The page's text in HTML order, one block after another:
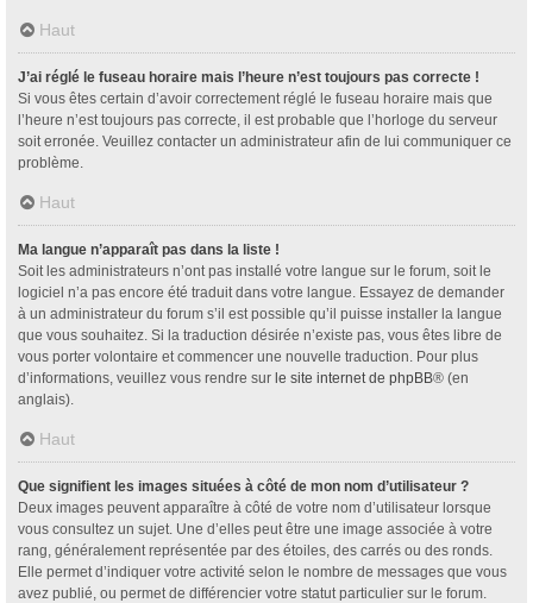
Haut
J’ai réglé le fuseau horaire mais l’heure n’est toujours pas correcte !
Si vous êtes certain d’avoir correctement réglé le fuseau horaire mais que
l’heure n’est toujours pas correcte, il est probable que l’horloge du serveur
soit erronée. Veuillez contacter un administrateur afin de lui communiquer ce
problème.
Haut
Ma langue n’apparaît pas dans la liste !
Soit les administrateurs n’ont pas installé votre langue sur le forum, soit le
logiciel n’a pas encore été traduit dans votre langue. Essayez de demander
à un administrateur du forum s’il est possible qu’il puisse installer la langue
que vous souhaitez. Si la traduction désirée n’existe pas, vous êtes libre de
vous porter volontaire et commencer une nouvelle traduction. Pour plus
d’informations, veuillez vous rendre sur le site internet de phpBB® (en
anglais).
Haut
Que signifient les images situées à côté de mon nom d’utilisateur ?
Deux images peuvent apparaître à côté de votre nom d’utilisateur lorsque
vous consultez un sujet. Une d’elles peut être une image associée à votre
rang, généralement représentée par des étoiles, des carrés ou des ronds.
Elle permet d’indiquer votre activité selon le nombre de messages que vous
avez publié, ou permet de différencier votre statut particulier sur le forum.